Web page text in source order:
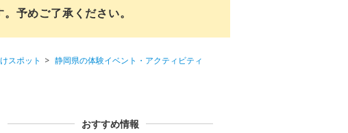
予めご了承ください。
スポット
静岡県の体験イベント・アクティビティ
おすすめ情報